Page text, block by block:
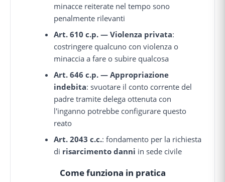
minacce reiterate nel tempo sono
penalmente rilevanti
Art. 610 c.p. — Violenza privata:
costringere qualcuno con violenza o
minaccia a fare o subire qualcosa
Art. 646 c.p. — Appropriazione
indebita: svuotare il conto corrente del
padre tramite delega ottenuta con
l'inganno potrebbe configurare questo
reato
Art. 2043 c.c.: fondamento per la richiesta
di risarcimento danni in sede civile
Come funziona in pratica